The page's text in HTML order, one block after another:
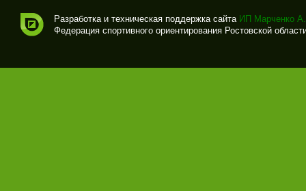
вно
Разработка и техническая поддержка сайта ИП Марченко
Федерация спортивного ориентирования Ростовской